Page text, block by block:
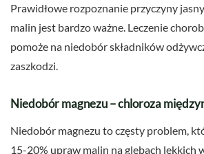
Prawidłowe rozpoznanie przyczyny
malin jest bardzo ważne. Leczenie
pomoże na niedobór składników
zaszkodzi.
Niedobór magnezu – chloroza
Niedobór magnezu to częsty problem,
15-20% upraw malin na glebach lekkich